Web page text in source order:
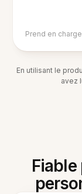
Prend en
En utilisant le
avez